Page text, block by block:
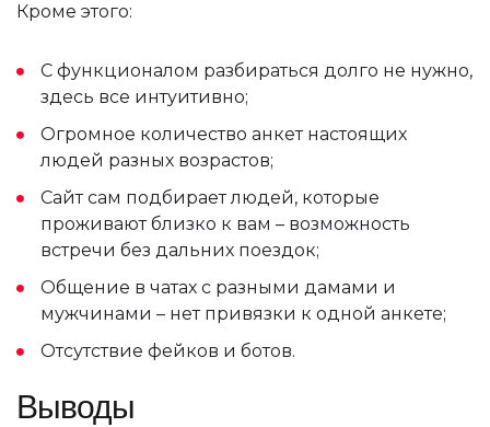
Кроме этого:
С функционалом разбираться долго не нужно,
здесь все интуитивно;
Огромное количество анкет настоящих
людей разных возрастов;
Сайт сам подбирает людей, которые
проживают близко к вам – возможность
встречи без дальних поездок;
Общение в чатах с разными дамами и
мужчинами – нет привязки к одной анкете;
Отсутствие фейков и ботов.
Выводы